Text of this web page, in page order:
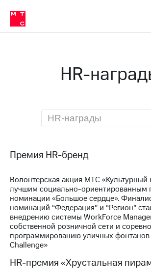
Медиа-центр
и акционерам
Устойчивое развитие
Комплаенс и деловая этика
компании
Карьера
Руководство
Правовая
информация
Контакты
Медиа-центр
Пресс-
релизы
МТС
о технологиях
Достижения
в МТС
МТС
о технологиях
HR-
HR-награды
Премия HR-бренд
Волонтерская акция МТС «Культурный
лучшим социально-ориентированным
номинации «Большое сердце».
номинаций “Федерация” и “Регион”
внедрению системы WorkForce
собственной розничной сети и
программированию уличных фонтанов
Challenge»
HR-премия «Хрустальная